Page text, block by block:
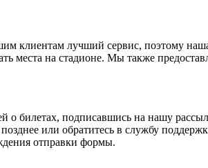
клиентам лучший сервис, поэтому
места на стадионе. Мы также
о билетах, подписавшись на нашу
или обратитесь в службу
отправки формы.